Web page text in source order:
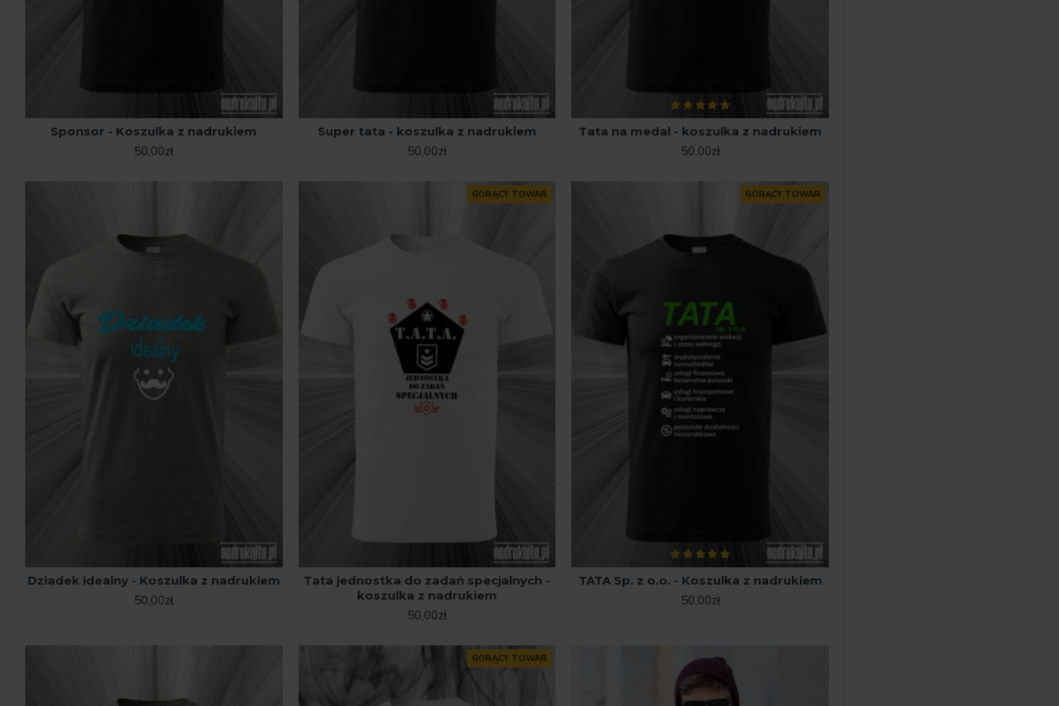
Sponsor - Koszulka z nadrukiem
50,00zł
Super tata - koszulka z nadrukiem
50,00zł
Tata na medal - koszulka z nadrukiem
50,00zł
Dziadek idealny - Koszulka z nadrukiem
50,00zł
GORĄCY TOWAR
Tata jednostka do zadań specjalnych -
koszulka z nadrukiem
50,00zł
GORĄCY TOWAR
TATA Sp. z o.o. - Koszulka z nadrukiem
50,00zł
GORĄCY TOWAR